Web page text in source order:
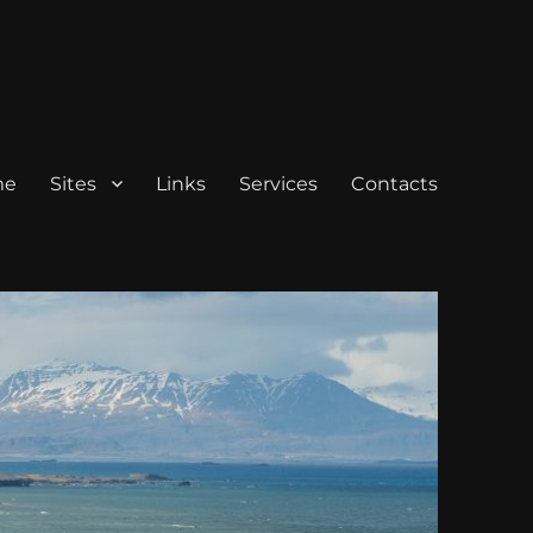
Sites Links Services Contacts